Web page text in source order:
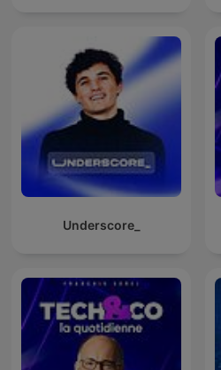
Underscore_